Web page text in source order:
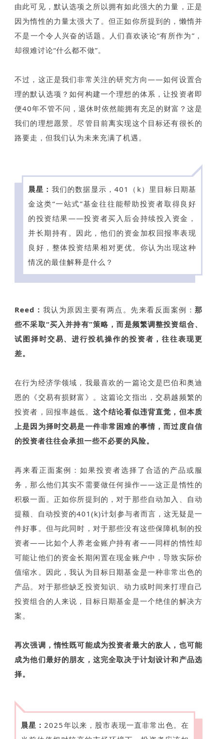
由此可见，默认选项之所以拥有如此强大的力量，正是
因为惰性的力量太强大了。但正如你所提到的，懒惰并
不是一个令人兴奋的话题。人们喜欢谈论“有所作为”，
却很难讨论“什么都不做”。
不过，这正是我们非常关注的研究方向——如何设置合
理的默认选项？如何构建一个理想的体系，让投资者即
便40年不管不问，退休时依然能拥有充足的财富？这是
我们的理想愿景。尽管目前离实现这个目标还有很长的
路要走，但我们认为未来充满了机遇。
晨星： 我们的数据显示，401（k）里目标日期基
金这类“一站式”基金往往能帮助投资者取得良好
的投资结果——投资者买入后会持续投入资金，
并长期持有。因此，他们的资金加权回报率表现
良好，整体投资结果相对更优。你认为出现这种
情况的最佳解释是什么？
Reed： 我认为原因主要有两点。先来看反面案例：那
些不采取“买入并持有”策略，而是频繁调整投资组合、
试图择时交易、进行投机操作的投资者，往往表现更
差。
在行为经济学领域，我最喜欢的一篇论文是巴伯和奥迪
恩的《交易有损财富》。这篇论文指出，交易越频繁的
投资者，回报率越低。 这个结论看似违背直觉，但本质
上是因为择时交易是一件非常困难的事情，而过度自信
的投资者往往会承担一些不必要的风险。
再来看正面案例：如果投资者选择了合适的产品或服
务，那么他们其实不需要做任何操作——这正是惰性的
积极一面。正如你所提到的，对于那些自动加入、自动
提额、自动投资的401(k)计划参与者而言，这无疑是一
件好事。但与此同时，对于那些没有这些保障机制的投
资者——比如个人养老金账户持有者——同样的惰性却
可能让他们的资金长期闲置在现金账户中，导致实际价
值缩水。因此，我认为目标日期基金是一种非常出色的
产品。对于那些缺乏投资知识、动力或时间来打理自己
投资组合的人来说，目标日期基金是一个绝佳的解决方
案。
再次强调，惰性既可能成为投资者最大的敌人，也可能
成为他们最好的朋友，这完全取决于计划设计和产品选
择。
晨星：2025年以来，股市表现一直非常出色。在